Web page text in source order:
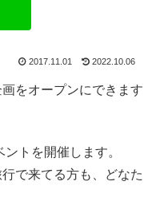
2017.11.01 2022.10.06
をオープンにできます
トを開催します。
で来てる方も、どなた